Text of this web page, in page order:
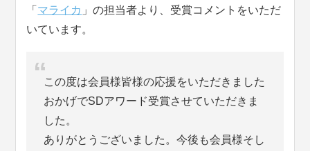
「 マライカ 」の担当者より、受賞コメントをいただ
いています。
この度は会員様皆様の応援をいただきました
おかげでSDアワード受賞させていただきま
した。
ありがとうございました。今後も会員様そし